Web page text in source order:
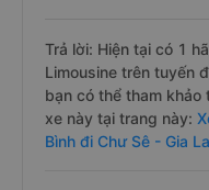
Trả lời: Hiện tại có 1
Limousine trên tuyến
bạn có thể tham khảo
xe này tại trang này:
Bình đi Chư Sê - Gia